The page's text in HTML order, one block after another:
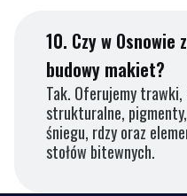
10. Czy w
budowy makiet?
Tak. Oferujemy
strukturalne,
śniegu, rdzy oraz
stołów bitewnych.